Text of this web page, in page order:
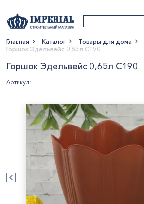
Главная Каталог Товары для дома
Горшок Эдельвейс 0,65л С190
Горшок Эдельвейс 0,65л С190
Артикул: